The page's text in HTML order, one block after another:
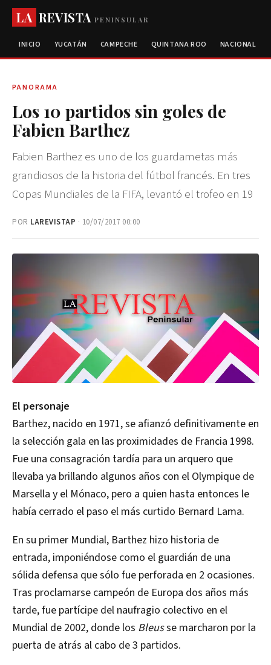
LA REVISTAPENINSULAR
INICIO YUCATÁN CAMPECHE QUINTANA ROO NACIONAL
PANORAMA
Los 10 partidos sin goles de
Fabien Barthez
Fabien Barthez es uno de los guardametas más
grandiosos de la historia del fútbol francés. En tres
Copas Mundiales de la FIFA, levantó el trofeo en 19
POR LAREVISTAP · 10/07/2017 00:00
El personaje
Barthez, nacido en 1971, se afianzó definitivamente en
la selección gala en las proximidades de Francia 1998.
Fue una consagración tardía para un arquero que
llevaba ya brillando algunos años con el Olympique de
Marsella y el Mónaco, pero a quien hasta entonces le
había cerrado el paso el más curtido Bernard Lama.
En su primer Mundial, Barthez hizo historia de
entrada, imponiéndose como el guardián de una
sólida defensa que sólo fue perforada en 2 ocasiones.
Tras proclamarse campeón de Europa dos años más
tarde, fue partícipe del naufragio colectivo en el
Mundial de 2002, donde los Bleusse marcharon por la
puerta de atrás al cabo de 3 partidos.